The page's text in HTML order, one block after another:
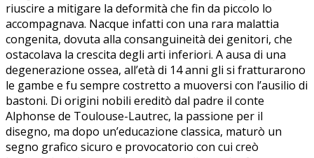
riuscire a mitigare la deformità che fin da piccolo lo
accompagnava. Nacque infatti con una rara malattia
congenita, dovuta alla consanguineità dei genitori, che
ostacolava la crescita degli arti inferiori. A ausa di una
degenerazione ossea, all’età di 14 anni gli si fratturarono
le gambe e fu sempre costretto a muoversi con l’ausilio di
bastoni. Di origini nobili ereditò dal padre il conte
Alphonse de Toulouse-Lautrec, la passione per il
disegno, ma dopo un’educazione classica, maturò un
segno grafico sicuro e provocatorio con cui creò